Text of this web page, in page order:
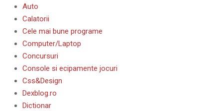
Auto
Calatorii
Cele mai bune programe
Computer/Laptop
Concursuri
Console si ecipamente jocuri
Css&Design
Dexblog.ro
Dictionar